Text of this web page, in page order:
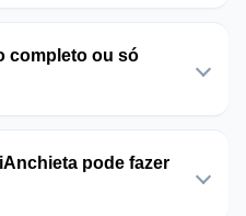
completo ou só
pode fazer